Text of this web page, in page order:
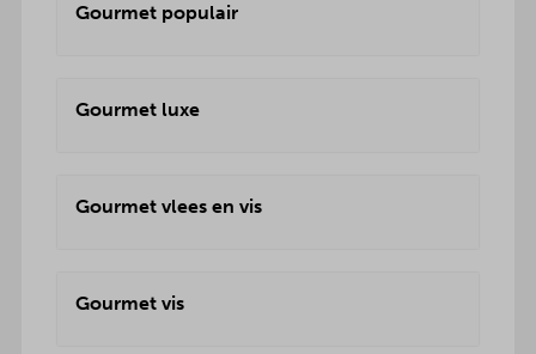
Gourmet populair
Gourmet luxe
Gourmet vlees en vis
Gourmet vis